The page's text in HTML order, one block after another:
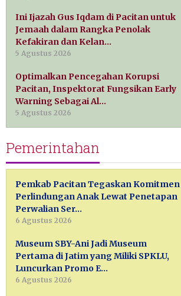
Ini Ijazah Gus Iqdam di Pacitan untuk
Jemaah dalam Rangka Penolak
Kefakiran dan Kelan…
5 Agustus 2026
Optimalkan Pencegahan Korupsi
Pacitan, Inspektorat Fungsikan Early
Warning Sebagai Al…
5 Agustus 2026
Pemerintahan
Pemkab Pacitan Tegaskan Komitmen
Perlindungan Anak Lewat Penetapan
Perwalian Ser…
6 Agustus 2026
Museum SBY-Ani Jadi Museum
Pertama di Jatim yang Miliki SPKLU,
Luncurkan Promo E…
6 Agustus 2026